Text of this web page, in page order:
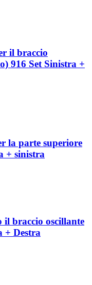
il braccio
916 Set Sinistra +
la parte superiore
+ sinistra
il braccio oscillante
+ Destra